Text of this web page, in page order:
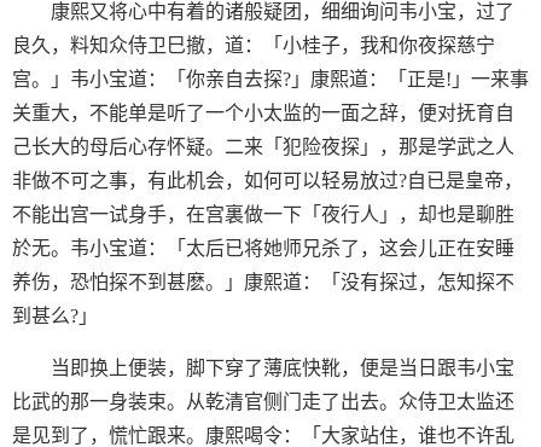
康熙又将心中有着的诸般疑团，细细询问韦小宝，过了
良久，料知众侍卫巳撤，道：「小桂子，我和你夜探慈宁
宫。」韦小宝道：「你亲自去探?」康熙道：「正是!」一来事
关重大，不能单是听了一个小太监的一面之辞，便对抚育自
己长大的母后心存怀疑。二来「犯险夜探」，那是学武之人
非做不可之事，有此机会，如何可以轻易放过?自已是皇帝，
不能出宫一试身手，在宫裏做一下「夜行人」，却也是聊胜
於无。韦小宝道：「太后已将她师兄杀了，这会儿正在安睡
养伤，恐怕探不到甚麽。」康熙道：「没有探过，怎知探不
到甚么?」
当即换上便装，脚下穿了薄底快靴，便是当日跟韦小宝
比武的那一身装束。从乾清官侧门走了出去。众侍卫太监还
是见到了，慌忙跟来。康熙喝令：「大家站住，谁也不许乱